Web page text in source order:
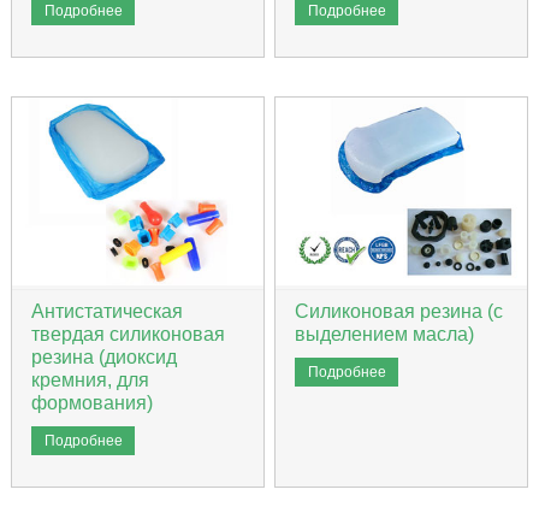
Подробнее Подробнее
Антистатическая
твердая силиконовая
резина (диоксид
кремния, для
формования)
Подробнее
Силиконовая резина (с
выделением масла)
Подробнее